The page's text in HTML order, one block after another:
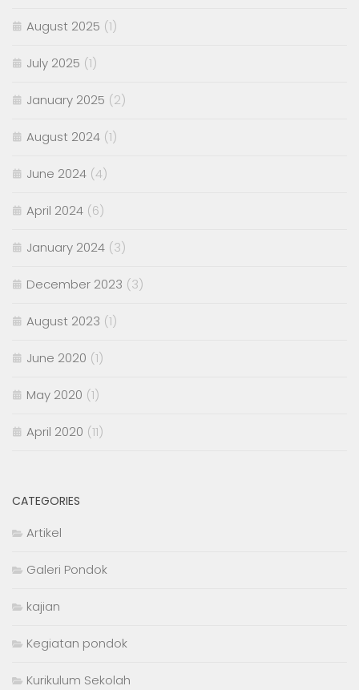
August 2025 (1)
July 2025 (1)
January 2025 (2)
August 2024 (1)
June 2024 (4)
April 2024 (6)
January 2024 (3)
December 2023 (3)
August 2023 (1)
June 2020 (1)
May 2020 (1)
April 2020 (11)
CATEGORIES
Artikel
Galeri Pondok
kajian
Kegiatan pondok
Kurikulum Sekolah